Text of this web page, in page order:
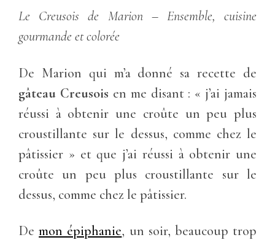
Le Creusois de Marion – Ensemble, cuisine
gourmande et colorée
De Marion qui m’a donné sa recette de
gâteau Creusois en me disant : « j’ai jamais
réussi à obtenir une croûte un peu plus
croustillante sur le dessus, comme chez le
pâtissier » et que j’ai réussi à obtenir une
croûte un peu plus croustillante sur le
dessus, comme chez le pâtissier.
Demon épiphanie, un soir, beaucoup trop